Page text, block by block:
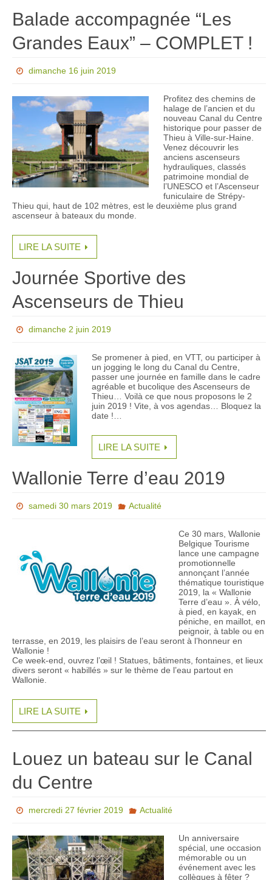
Balade accompagnée “Les
Grandes Eaux” – COMPLET !
dimanche 16 juin 2019
Profitez des chemins de
halage de l’ancien et du
nouveau Canal du Centre
historique pour passer de
Thieu à Ville-sur-Haine.
Venez découvrir les
anciens ascenseurs
hydrauliques, classés
patrimoine mondial de
l’UNESCO et l’Ascenseur
funiculaire de Strépy-
Thieu qui, haut de 102 mètres, est le deuxième plus grand
ascenseur à bateaux du monde.
LIRE LA SUITE
Journée Sportive des
Ascenseurs de Thieu
dimanche 2 juin 2019
Se promener à pied, en VTT, ou participer à
un jogging le long du Canal du Centre,
passer une journée en famille dans le cadre
agréable et bucolique des Ascenseurs de
Thieu… Voilà ce que nous proposons le 2
juin 2019 ! Vite, à vos agendas… Bloquez la
date !…
LIRE LA SUITE
Wallonie Terre d’eau 2019
samedi 30 mars 2019 Actualité
Ce 30 mars, Wallonie
Belgique Tourisme
lance une campagne
promotionnelle
annonçant l’année
thématique touristique
2019, la « Wallonie
Terre d’eau ». À vélo,
à pied, en kayak, en
péniche, en maillot, en
peignoir, à table ou en
terrasse, en 2019, les plaisirs de l’eau seront à l’honneur en
Wallonie !
Ce week-end, ouvrez l’œil ! Statues, bâtiments, fontaines, et lieux
divers seront « habillés » sur le thème de l’eau partout en
Wallonie.
LIRE LA SUITE
Louez un bateau sur le Canal
du Centre
mercredi 27 février 2019 Actualité
Un anniversaire
spécial, une occasion
mémorable ou un
événement avec les
collègues à fêter ?